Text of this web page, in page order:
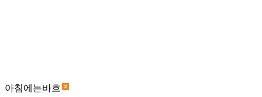
아침에는바흐